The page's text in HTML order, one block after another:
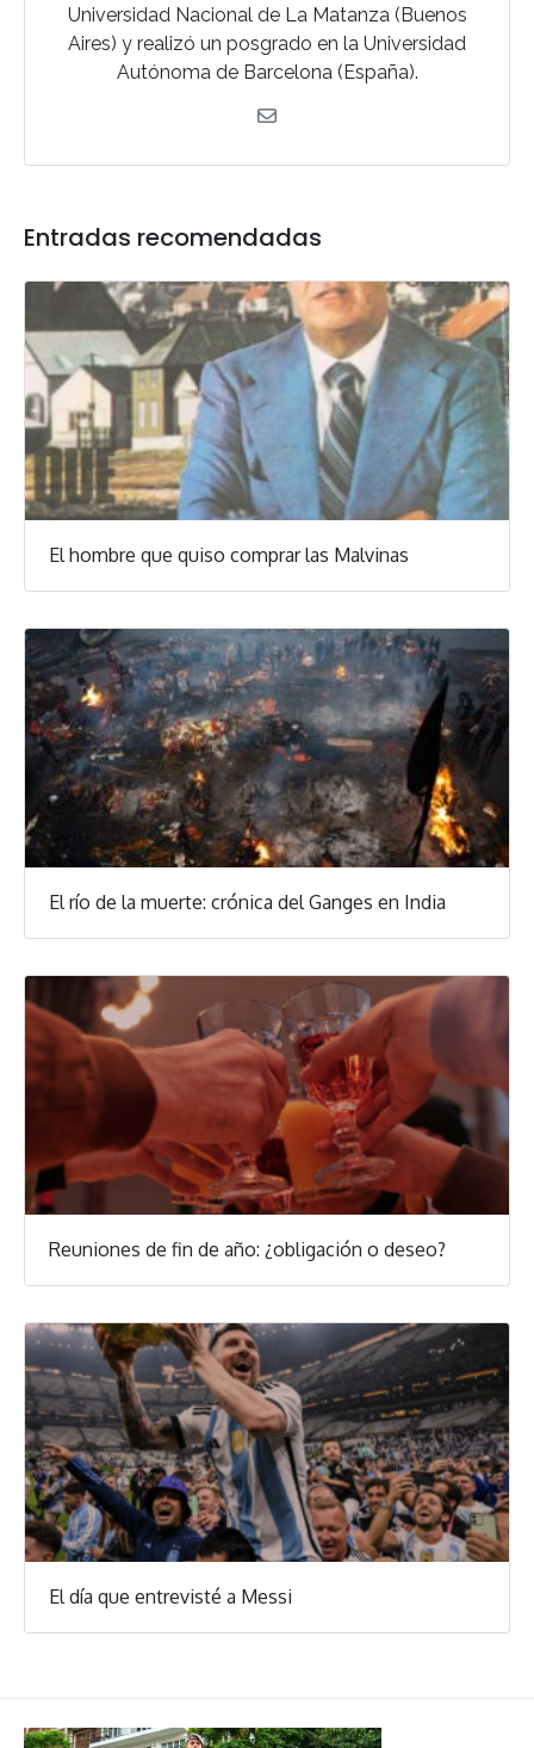
Universidad Nacional de La Matanza (Buenos
Aires) y realizó un posgrado en la Universidad
Autónoma de Barcelona (España).
Entradas recomendadas
El hombre que quiso comprar las Malvinas
El río de la muerte: crónica del Ganges en India
Reuniones de fin de año: ¿obligación o deseo?
El día que entrevisté a Messi